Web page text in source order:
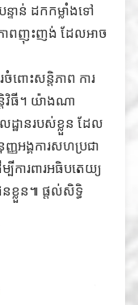
ន្ទាន់ ដកកម្លាំងទៅ
ាពញុះញង់ ដែលអាច
េចំពោះសន្តិភាព ការ
តិវិធី។ យ៉ាងណា
ដ្ឋានរបស់ខ្លួន ដែល
ញអង្គការសហប្រជា
ការពារអធិបតេយ្យ
ខ្លួន៕ ផ្ដល់សិទ្ធិ